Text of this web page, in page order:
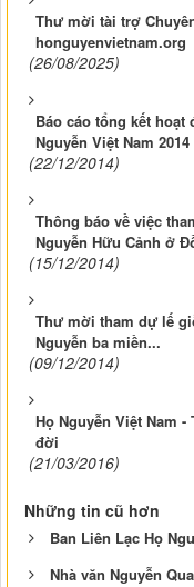
Thư mời tài trợ
honguyenvietnam.org
(26/08/2025)
Báo cáo tổng kết
Nguyễn Việt Nam 2014
(22/12/2014)
Thông báo về việc
Nguyễn Hữu Cảnh ở
(15/12/2014)
Thư mời tham dự lế
Nguyễn ba miền...
(09/12/2014)
Họ Nguyễn Việt Nam
đời
(21/03/2016)
Những tin cũ hơn
Ban Liên Lạc Họ
Nhà văn Nguyễn